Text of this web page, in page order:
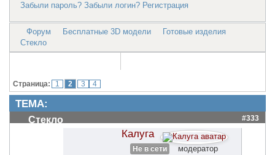
Забыли пароль? Забыли логин? Регистрация
Форум Бесплатные 3D модели
Готовые изделия
Стекло
Страница: 1 2 3 4
ТЕМА:
Стекло #333
Калуга
Не в сети
модератор